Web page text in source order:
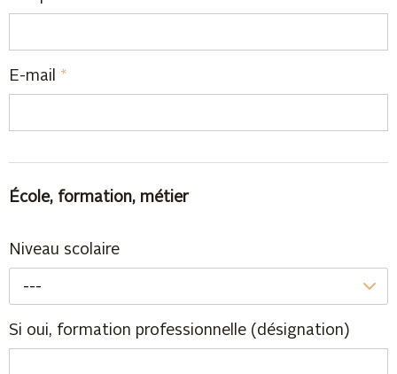
E-mail *
École, formation, métier
Niveau scolaire
---
Si oui, formation professionnelle (désignation)